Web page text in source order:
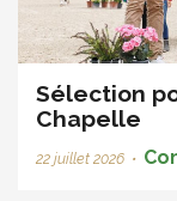
Sélection
Chapelle
22 juillet 2026 •